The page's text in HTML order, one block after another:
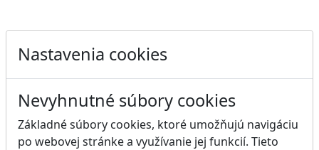
Nastavenia cookies
Nevyhnutné súbory cookies
Základné súbory cookies, ktoré umožňujú navigáciu
po webovej stránke a využívanie jej funkcií. Tieto